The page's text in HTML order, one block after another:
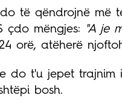
do të qëndrojnë më
çdo mëngjes: "A je
orë, atëherë
do t'u jepet trajnim
bosh.